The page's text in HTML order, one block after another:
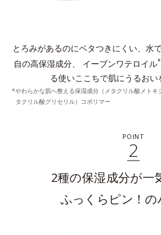
とろみがあるのにベタつきにくい、水
自の高保湿成分、
イーブンワテロイル*
る使いここちで肌にうるおい
やわらかな肌へ整える保湿成分（メタクリル酸メトキ
タクリル酸グリセリル）コポリマー
POINT
2
2種の保湿成分が一
ふっくらピン！